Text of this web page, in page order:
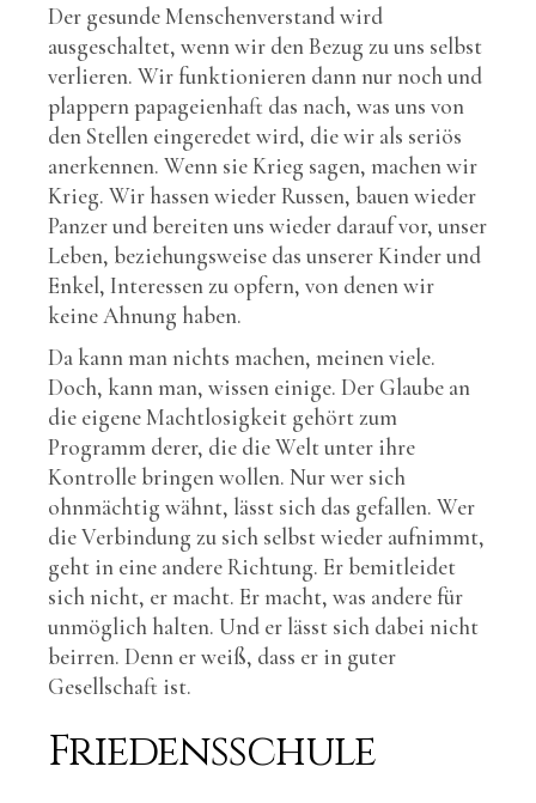
Der gesunde Menschenverstand wird
ausgeschaltet, wenn wir den Bezug zu uns selbst
verlieren. Wir funktionieren dann nur noch und
plappern papageienhaft das nach, was uns von
den Stellen eingeredet wird, die wir als seriös
anerkennen. Wenn sie Krieg sagen, machen wir
Krieg. Wir hassen wieder Russen, bauen wieder
Panzer und bereiten uns wieder darauf vor, unser
Leben, beziehungsweise das unserer Kinder und
Enkel, Interessen zu opfern, von denen wir
keine Ahnung haben.
Da kann man nichts machen, meinen viele.
Doch, kann man, wissen einige. Der Glaube an
die eigene Machtlosigkeit gehört zum
Programm derer, die die Welt unter ihre
Kontrolle bringen wollen. Nur wer sich
ohnmächtig wähnt, lässt sich das gefallen. Wer
die Verbindung zu sich selbst wieder aufnimmt,
geht in eine andere Richtung. Er bemitleidet
sich nicht, er macht. Er macht, was andere für
unmöglich halten. Und er lässt sich dabei nicht
beirren. Denn er weiß, dass er in guter
Gesellschaft ist.
Friedensschule